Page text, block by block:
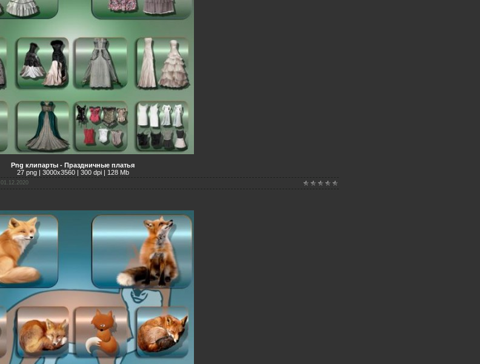
Png клипарты - Праздничные платья
27 png | 3000х3560 | 300 dpi | 128 Mb
01.12.2020